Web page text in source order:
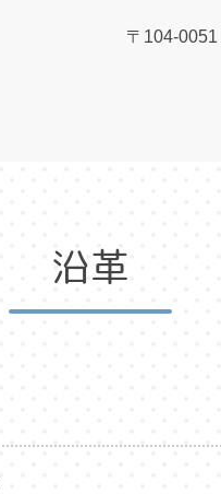
〒104-0051
沿革